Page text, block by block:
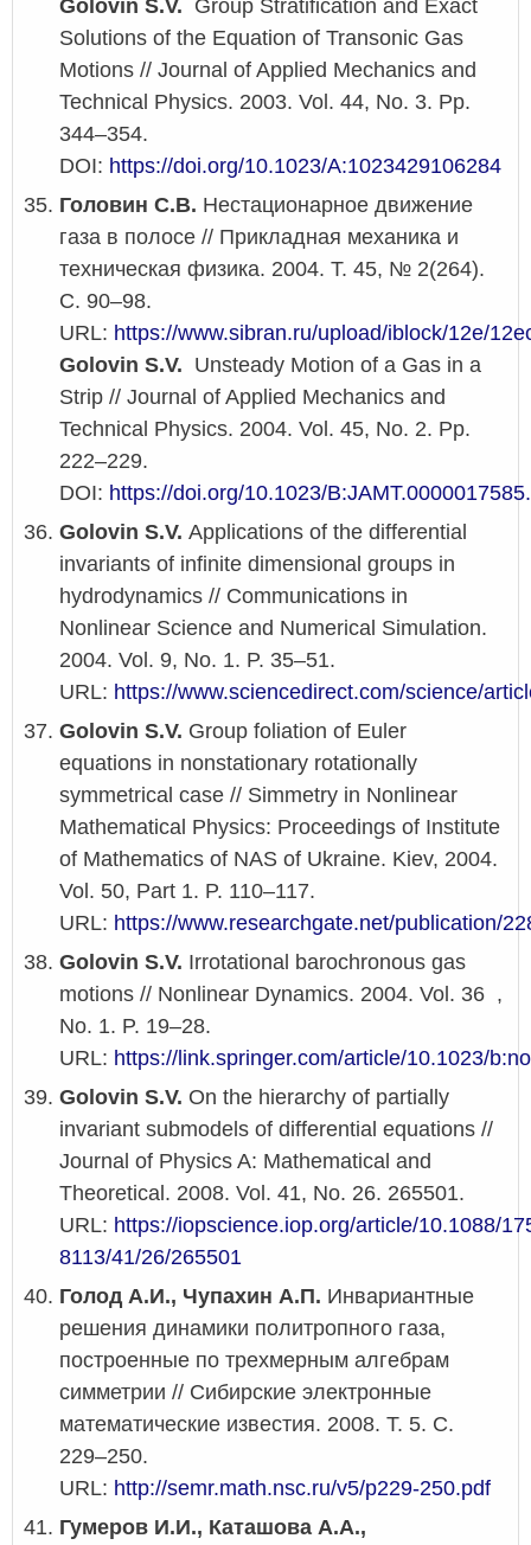
Golovin S.V. Group Stratification and Exact
Solutions of the Equation of Transonic Gas
Motions // Journal of Applied Mechanics and
Technical Physics. 2003. Vol. 44, No. 3. Pp.
344–354.
DOI: https://doi.org/10.1023/A:1023429106284
Головин С.В. Нестационарное движение
газа в полосе // Прикладная механика и
техническая физика. 2004. Т. 45, № 2(264).
С. 90–98.
URL: https://www.sibran.ru/upload/iblock/12e/
Golovin S.V. Unsteady Motion of a Gas in a
Strip // Journal of Applied Mechanics and
Technical Physics. 2004. Vol. 45, No. 2. Pp.
222–229.
DOI: https://doi.org/10.1023/
Golovin S.V. Applications of the differential
invariants of infinite dimensional groups in
hydrodynamics // Communications in
Nonlinear Science and Numerical Simulation.
2004. Vol. 9, No. 1. P. 35–51.
URL: https://www.sciencedirect.com/science/
Golovin S.V. Group foliation of Euler
equations in nonstationary rotationally
symmetrical case // Simmetry in Nonlinear
Mathematical Physics: Proceedings of Institute
of Mathematics of NAS of Ukraine. Kiev, 2004.
Vol. 50, Part 1. P. 110–117.
URL: https://www.researchgate.net/publication/
Golovin S.V. Irrotational barochronous gas
motions // Nonlinear Dynamics. 2004. Vol. 36 ,
No. 1. P. 19–28.
URL: https://link.springer.com/article/10.1023/
Golovin S.V. On the hierarchy of partially
invariant submodels of differential equations //
Journal of Physics A: Mathematical and
Theoretical. 2008. Vol. 41, No. 26. 265501.
URL: https://iopscience.iop.org/article/10.1088/
8113/41/26/265501
Голод А.И., Чупахин А.П. Инвариантные
решения динамики политропного газа,
построенные по трехмерным алгебрам
симметрии // Сибирские электронные
математические известия. 2008. Т. 5. С.
229–250.
URL: http://semr.math.nsc.ru/v5/p229-250.pdf
Гумеров И.И., Каташова А.А.,